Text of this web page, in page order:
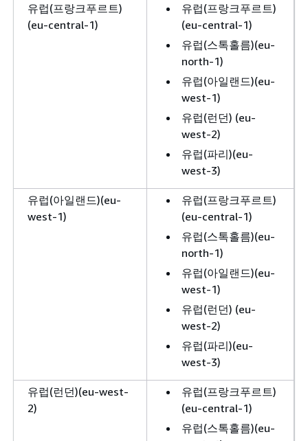
유럽(프랑크푸르트)
(eu-central-1)
유럽(프랑크푸르트)
(eu-central-1)
유럽(스톡홀름)(eu-
north-1)
유럽(아일랜드)(eu-
west-1)
유럽(런던) (eu-
west-2)
유럽(파리)(eu-
west-3)
유럽(아일랜드)(eu-
west-1)
유럽(프랑크푸르트)
(eu-central-1)
유럽(스톡홀름)(eu-
north-1)
유럽(아일랜드)(eu-
west-1)
유럽(런던) (eu-
west-2)
유럽(파리)(eu-
west-3)
유럽(런던)(eu-west-
2)
유럽(프랑크푸르트)
(eu-central-1)
유럽(스톡홀름)(eu-